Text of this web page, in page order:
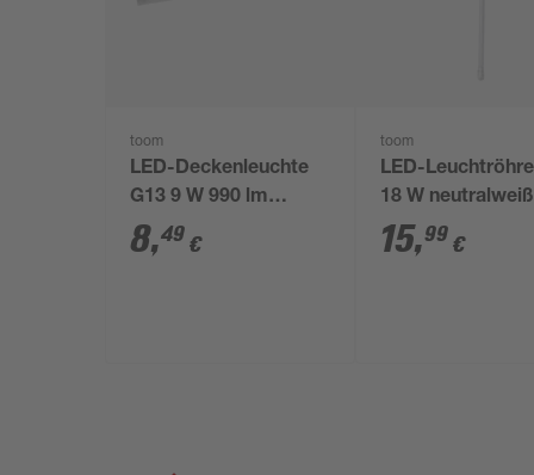
toom
LED-Deckenleuchte
G13 9 W 990 lm
neutralweiß 4,5 cm
8,49 €
toom
LED-
18 W neutralweiß
15,99 €